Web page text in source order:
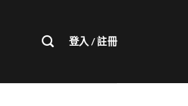
登入 / 註冊